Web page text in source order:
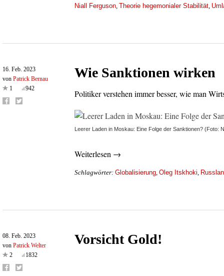
Niall Ferguson, Theorie hegemonialer Stabilität,
16. Feb. 2023
von Patrick Bernau
1
942
Wie Sanktionen wirken
Politiker verstehen immer besser, wie man
Leerer Laden in Moskau: Eine Folge der Sanktionen? (Foto:
Weiterlesen →
Schlagwörter: Globalisierung Oleg Itskhoki
08. Feb. 2023
von Patrick Welter
2
1832
Vorsicht Gold!